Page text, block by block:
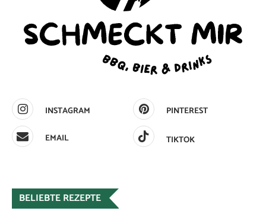
INSTAGRAM
PINTEREST
EMAIL
TIKTOK
BELIEBTE REZEPTE